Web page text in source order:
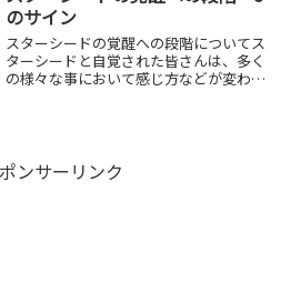
のサイン
スターシードの覚醒への段階についてス
ターシードと自覚された皆さんは、多く
の様々な事において感じ方などが変わっ
ンサーリンク